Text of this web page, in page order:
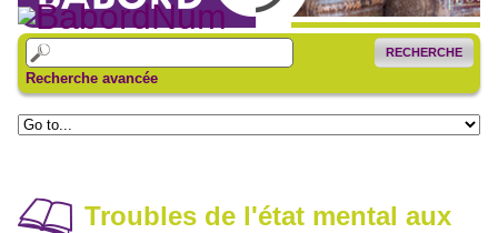
RECHERCHE
Recherche avancée
Troubles de l'état mental aux